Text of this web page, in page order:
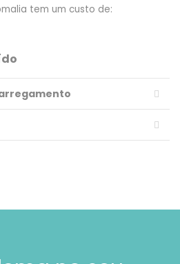
tem um custo de: